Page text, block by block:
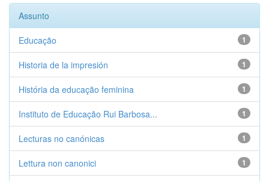
Assunto
1
Educação
1
Historia de la impresión
1
História da educação feminina
1
Instituto de Educação Rui Barbosa...
1
Lecturas no canónicas
1
Lettura non canonici